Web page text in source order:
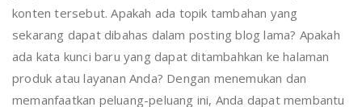
konten tersebut. Apakah ada topik tambahan yang
sekarang dapat dibahas dalam posting blog lama? Apakah
ada kata kunci baru yang dapat ditambahkan ke halaman
produk atau layanan Anda? Dengan menemukan dan
memanfaatkan peluang-peluang ini, Anda dapat membantu